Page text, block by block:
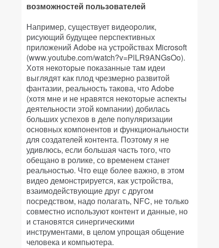
возможностей пользователей
Например, существует видеоролик,
рисующий будущее перспективных
приложений Adobe на устройствах Microsoft
(www.youtube.com/watch?v=PlLR9ANGsOo).
Хотя некоторые показанные там идеи
выглядят как плод чрезмерно развитой
фантазии, реальность такова, что Adobe
(хотя мне и не нравятся некоторые аспекты
деятельности этой компании) добилась
больших успехов в деле популяризации
основных компонентов и функциональности
для создателей контента. Поэтому я не
удивлюсь, если большая часть того, что
обещано в ролике, со временем станет
реальностью. Что еще более важно, в этом
видео демонстрируется, как устройства,
взаимодействующие друг с другом
посредством, надо полагать, NFC, не только
совместно используют контент и данные, но
и становятся синергическими
инструментами, в целом упрощая общение
человека и компьютера.